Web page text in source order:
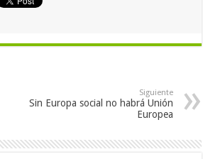
Siguiente
Sin Europa social no habrá Unión
Europea